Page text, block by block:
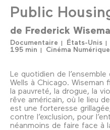
Public
de Frederick
Documentaire États-Unis
195 min
Cinéma
Le quotidien de l’ensemble
Wells à Chicago.
la pauvreté, la drogue, la
rêve américain, où le lieu
est une forteresse
contre l’exclusion, pour
néanmoins de faire face à